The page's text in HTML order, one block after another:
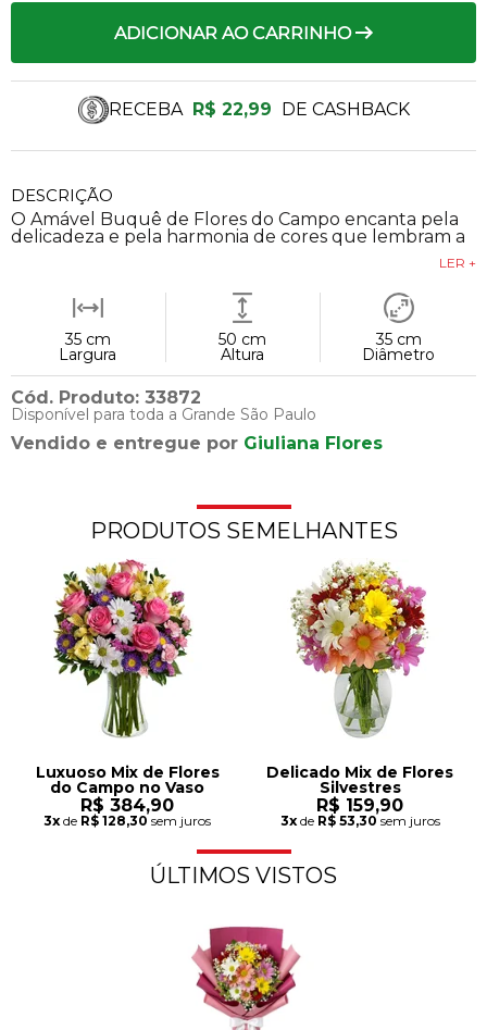
DESCRIÇÃO
O Amável Buquê de Flores do Campo encanta pela
delicadeza e pela harmonia de cores que lembram a
LER +
35 cm
Largura
50 cm
Altura
35 cm
Diâmetro
Cód. Produto: 33872
Disponível para toda a Grande São Paulo
Vendido e entregue por Giuliana Flores
RECEBA R$ 22,99 DE CASHBACK
ADICIONAR AO CARRINHO
PRODUTOS SEMELHANTES
Luxuoso Mix de Flores
do Campo no Vaso
R$ 384,90
3x de R$ 128,30sem juros
Delicado Mix de Flores
Silvestres
R$ 159,90
3xde R$ 53,30sem juros
ÚLTIMOS VISTOS